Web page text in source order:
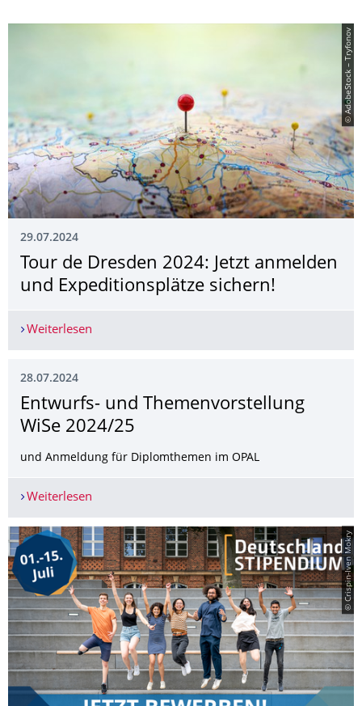
© AdobeStock – Tryfonov
29.07.2024
Tour de Dresden 2024: Jetzt anmelden
und Expeditionsplätze sichern!
Weiterlesen
28.07.2024
Entwurfs- und Themenvorstellung
WiSe 2024/25
und Anmeldung für Diplomthemen im OPAL
Weiterlesen
© Crispin-Iven Mokry